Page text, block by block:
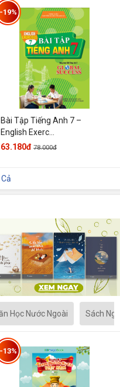
Bài Tập Tiếng Anh 7 –
English Exerc...
-19%
63.180đ 78.000đ
Học Nước Ngoài Sách
-13%